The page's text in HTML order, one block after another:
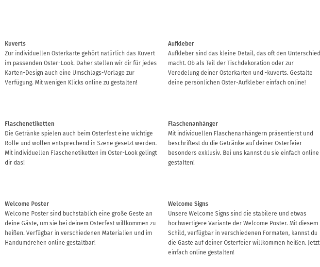
Kuverts
Zur individuellen Osterkarte gehört natürlich das Kuvert
im passenden Oster-Look. Daher stellen wir dir für jedes
Karten-Design auch eine Umschlags-Vorlage zur
Verfügung. Mit wenigen Klicks online zu gestalten!
Aufkleber
Aufkleber sind das kleine Detail, das oft den Unterschied
macht. Ob als Teil der Tischdekoration oder zur
Veredelung deiner Osterkarten und -kuverts. Gestalte
deine persönlichen Oster-Aufkleber einfach online!
Flaschenetiketten
Die Getränke spielen auch beim Osterfest eine wichtige
Rolle und wollen entsprechend in Szene gesetzt werden.
Mit individuellen Flaschenetiketten im Oster-Look gelingt
dir das!
Flaschenanhänger
Mit individuellen Flaschenanhängern präsentierst und
beschriftest du die Getränke auf deiner Osterfeier
besonders exklusiv. Bei uns kannst du sie einfach online
gestalten!
Welcome Poster
Welcome Poster sind buchstäblich eine große Geste an
deine Gäste, um sie bei deinem Osterfest willkommen zu
heißen. Verfügbar in verschiedenen Materialien und im
Handumdrehen online gestaltbar!
Welcome Signs
Unsere Welcome Signs sind die stabilere und etwas
hochwertigere Variante der Welcome Poster. Mit diesem
Schild, verfügbar in verschiedenen Formaten, kannst du
die Gäste auf deiner Osterfeier willkommen heißen. Jetzt
einfach online gestalten!